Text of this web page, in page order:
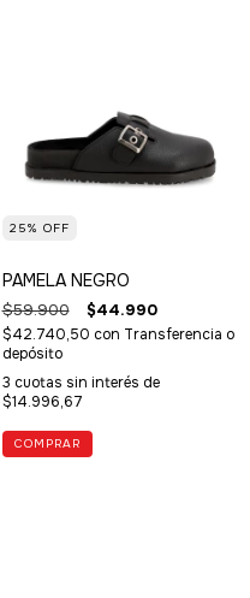
25% OFF
PAMELA NEGRO
$59.900 $44.990
$42.740,50 con Transferencia o
depósito
3 cuotas sin interés de
$14.996,67
COMPRAR